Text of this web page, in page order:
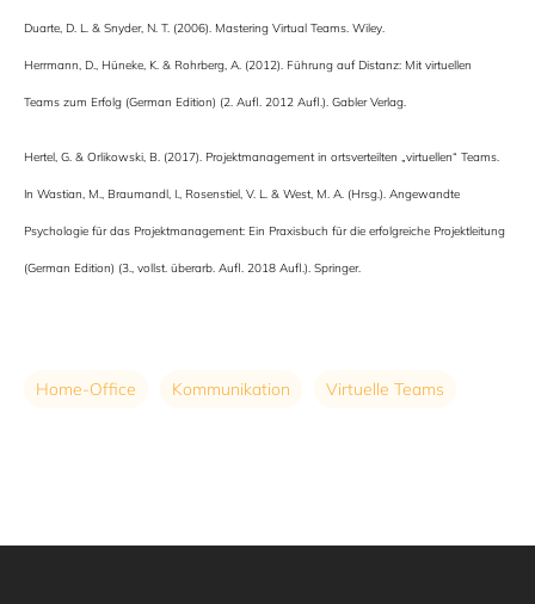
Duarte, D. L. & Snyder, N. T. (2006). Mastering Virtual Teams. Wiley.
Herrmann, D., Hüneke, K. & Rohrberg, A. (2012). Führung auf Distanz: Mit virtuellen
Teams zum Erfolg (German Edition) (2. Aufl. 2012 Aufl.). Gabler Verlag.
Hertel, G. & Orlikowski, B. (2017). Projektmanagement in ortsverteilten „virtuellen“ Teams.
In Wastian, M., Braumandl, I., Rosenstiel, V. L. & West, M. A. (Hrsg.). Angewandte
Psychologie für das Projektmanagement: Ein Praxisbuch für die erfolgreiche Projektleitung
(German Edition) (3., vollst. überarb. Aufl. 2018 Aufl.). Springer.
Home-Office Kommunikation Virtuelle Teams